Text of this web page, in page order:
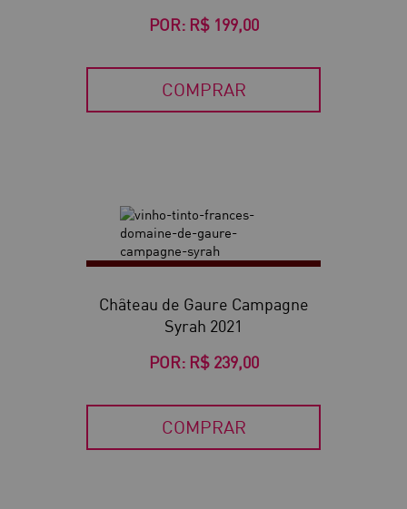
POR: R$ 199,00
COMPRAR
Château de Gaure Campagne
Syrah 2021
POR: R$ 239,00
COMPRAR